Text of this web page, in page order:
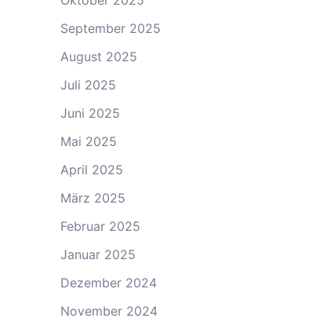
September 2025
August 2025
Juli 2025
Juni 2025
Mai 2025
April 2025
März 2025
Februar 2025
Januar 2025
Dezember 2024
November 2024